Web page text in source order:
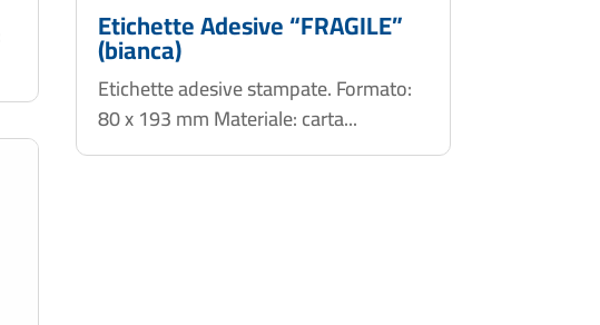
Etichette Adesive “FRAGILE”
(bianca)
Etichette adesive stampate. Formato:
80 x 193 mm Materiale: carta...